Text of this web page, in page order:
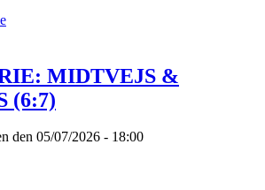
MIDTVEJS &
(6:7)
den 05/07/2026 - 18:00